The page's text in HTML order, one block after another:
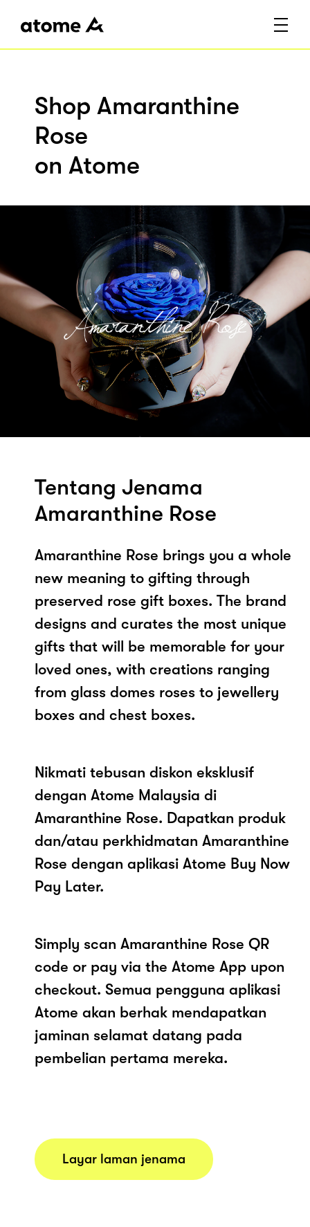
Shop Amaranthine
Rose
on Atome
Tentang Jenama
Amaranthine Rose
Amaranthine Rose brings you a whole
new meaning to gifting through
preserved rose gift boxes. The brand
designs and curates the most unique
gifts that will be memorable for your
loved ones, with creations ranging
from glass domes roses to jewellery
boxes and chest boxes.
Nikmati tebusan diskon eksklusif
dengan Atome Malaysia di
Amaranthine Rose. Dapatkan produk
dan/atau perkhidmatan Amaranthine
Rose dengan aplikasi Atome Buy Now
Pay Later.
Simply scan Amaranthine Rose QR
code or pay via the Atome App upon
checkout. Semua pengguna aplikasi
Atome akan berhak mendapatkan
jaminan selamat datang pada
pembelian pertama mereka.
Layar laman jenama